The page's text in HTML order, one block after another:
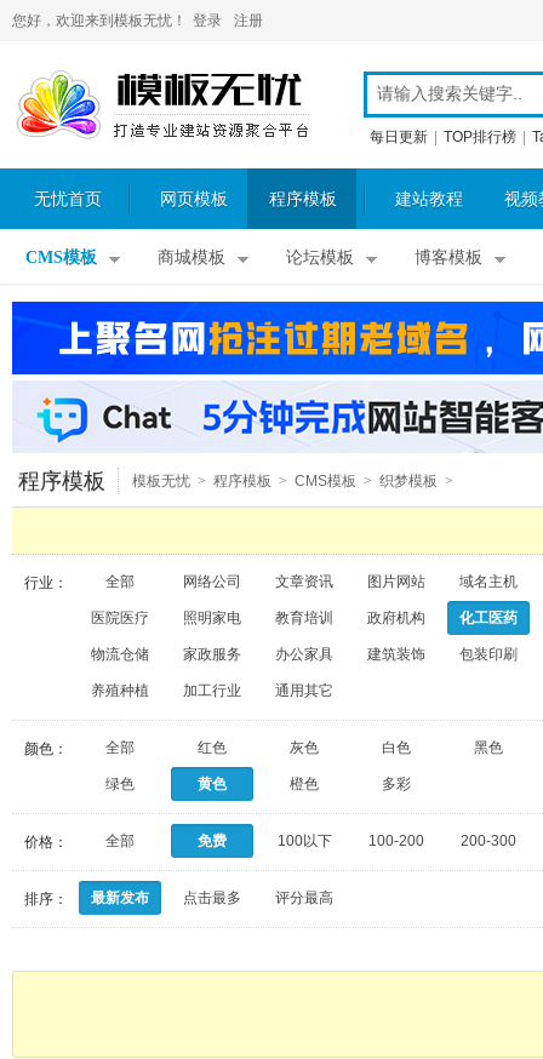
您好，欢迎来到模板无忧！ 登录 注册
每日更新 TOP排行榜
无忧首页 网页模板 程序模板 建站教程 视频
CMS模板 商城模板 论坛模板 博客模板
程序模板 模板无忧 > 程序模板 > CMS模板 > 织梦模板 >
行业： 全部 网络公司 文章资讯 图片网站 域名主机
医院医疗 照明家电 教育培训 政府机构 化工医药
物流仓储 家政服务 办公家具 建筑装饰 包装印刷
养殖种植 加工行业 通用其它
颜色： 全部 红色 灰色 白色 黑色
绿色 黄色 橙色 多彩
价格： 全部 免费 100以下 100-200 200-300
排序： 最新发布 点击最多 评分最高